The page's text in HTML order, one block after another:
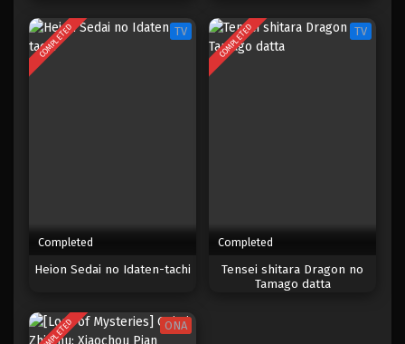
ni Natta Ken ni Tsuite
COMPLETED TV
Completed
Heion Sedai no Idaten-tachi
COMPLETED TV
Completed
Tensei shitara Dragon no
Tamago datta
COMPLETED ONA